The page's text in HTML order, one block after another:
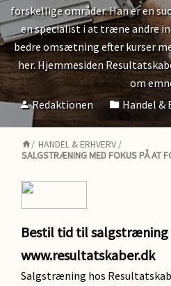
forskellige områder. Han er en
en specialist i at træne andre
bedre omsætning efter kurser
her. Hjemmesiden
om
Redaktionen
Handel &
/ HANDEL & ERHVERV /
SALGSTRÆNING MED FOKUS PÅ AT
Bestil tid til salgstræning
www.resultatskaber.dk
Salgstræning hos